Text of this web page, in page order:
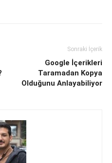
Sonraki İçerik
Google İçerikleri
Taramadan Kopya
Olduğunu Anlayabiliyor